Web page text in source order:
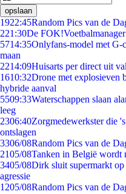
opslaan
1922:45Random Pics van de
221:30De
5714:35Onlyfans-model met G-
maan
2214:09Huisarts per direct uit
1610:32Drone met explosieven
hybride aanval
5509:33Waterschappen slaan
leeg
2306:40Zorgmedewerkster die
ontslagen
3306/08Random Pics van de
2105/08Tanken in België wordt
3405/08Dirk sluit supermarkt
agressie
1205/08Random Pics van de